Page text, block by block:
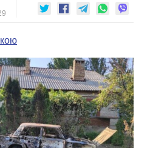
ПОЛИТИКОВ